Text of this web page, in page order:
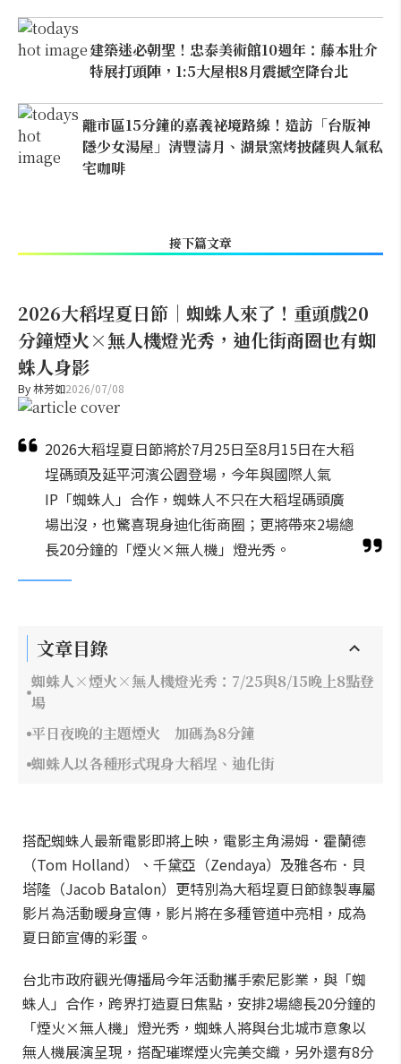
建築迷必朝聖！忠泰美術館10週年：藤本壯介
特展打頭陣，1:5大屋根8月震撼空降台北
離市區15分鐘的嘉義祕境路線！造訪「台版神
隱少女湯屋」清豐濤月、湖景窯烤披薩與人氣私
宅咖啡
接下篇文章
2026大稻埕夏日節｜蜘蛛人來了！重頭戲20
分鐘煙火×無人機燈光秀，迪化街商圈也有蜘
蛛人身影
By林芳如2026/07/08
2026大稻埕夏日節將於7月25日至8月15日在大稻
埕碼頭及延平河濱公園登場，今年與國際人氣
IP「蜘蛛人」合作，蜘蛛人不只在大稻埕碼頭廣
場出沒，也驚喜現身迪化街商圈；更將帶來2場總
長20分鐘的「煙火×無人機」燈光秀。
文章目錄
蜘蛛人×煙火×無人機燈光秀：7/25與8/15晚上8點登
場
平日夜晚的主題煙火 加碼為8分鐘
蜘蛛人以各種形式現身大稻埕、迪化街
搭配蜘蛛人最新電影即將上映，電影主角湯姆．霍蘭德
（Tom Holland）、千黛亞（Zendaya）及雅各布．貝
塔隆（Jacob Batalon）更特別為大稻埕夏日節錄製專屬
影片為活動暖身宣傳，影片將在多種管道中亮相，成為
夏日節宣傳的彩蛋。
台北市政府觀光傳播局今年活動攜手索尼影業，與「蜘
蛛人」合作，跨界打造夏日焦點，安排2場總長20分鐘的
「煙火×無人機」燈光秀，蜘蛛人將與台北城市意象以
無人機展演呈現，搭配璀璨煙火完美交織，另外還有8分